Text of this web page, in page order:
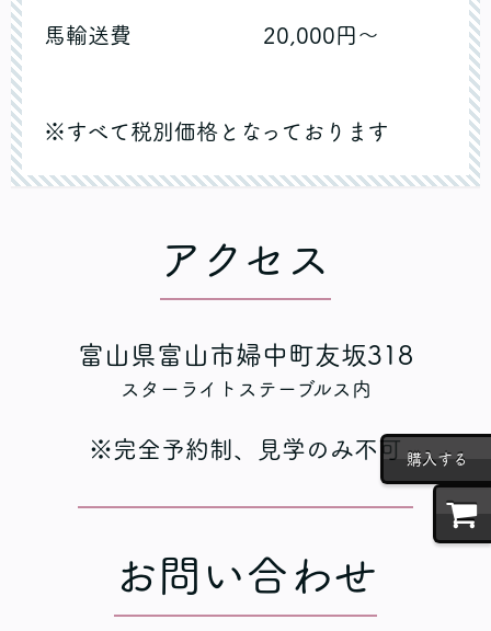
購入する
馬輸送費 20,000円～
※すべて税別価格となっております
アクセス
富山県富山市婦中町友坂318
スターライトステーブルス内
※完全予約制、見学のみ不可
お問い合わせ